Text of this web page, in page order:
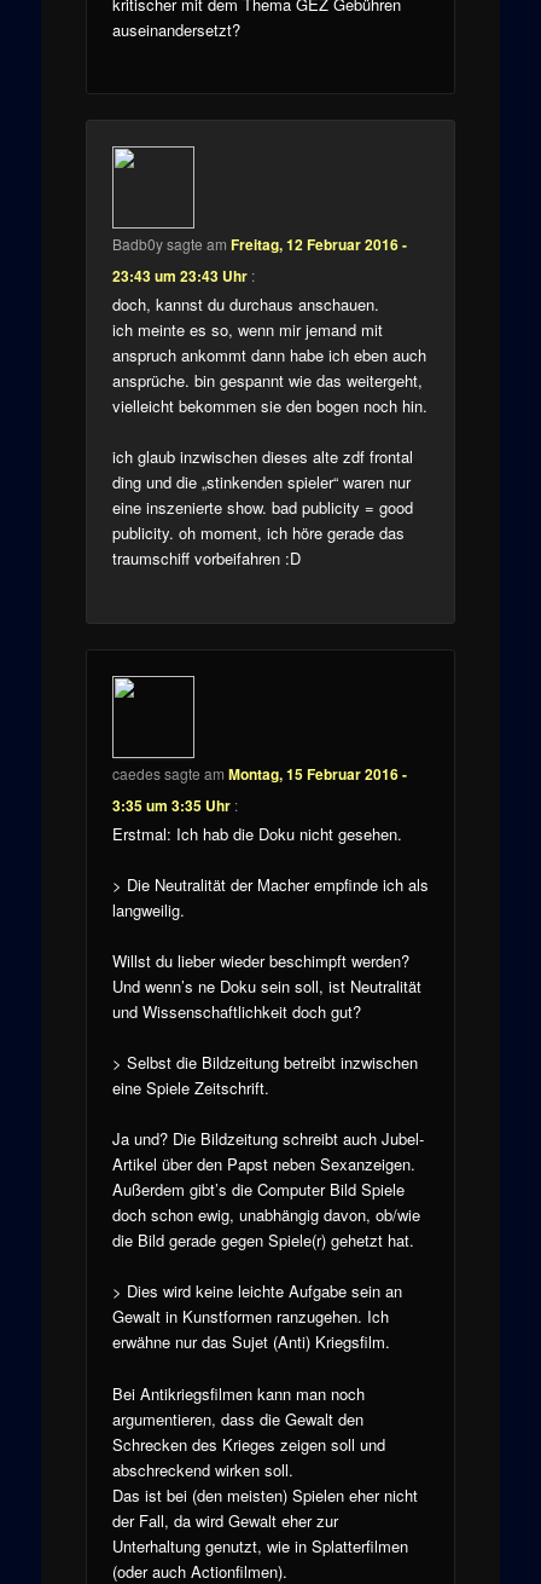
auseinandersetzt?
Badb0ysagte am Freitag, 12 Februar 2016 -
23:43 um 23:43 Uhr :
doch, kannst du durchaus anschauen.
ich meinte es so, wenn mir jemand mit
anspruch ankommt dann habe ich eben auch
ansprüche. bin gespannt wie das weitergeht,
vielleicht bekommen sie den bogen noch hin.
ich glaub inzwischen dieses alte zdf frontal
ding und die „stinkenden spieler“ waren nur
eine inszenierte show. bad publicity = good
publicity. oh moment, ich höre gerade das
traumschiff vorbeifahren :D
caedessagte am Montag, 15 Februar 2016 -
3:35 um 3:35 Uhr :
Erstmal: Ich hab die Doku nicht gesehen.
> Die Neutralität der Macher empfinde ich als
langweilig.
Willst du lieber wieder beschimpft werden?
Und wenn’s ne Doku sein soll, ist Neutralität
und Wissenschaftlichkeit doch gut?
> Selbst die Bildzeitung betreibt inzwischen
eine Spiele Zeitschrift.
Ja und? Die Bildzeitung schreibt auch Jubel-
Artikel über den Papst neben Sexanzeigen.
Außerdem gibt’s die Computer Bild Spiele
doch schon ewig, unabhängig davon, ob/wie
die Bild gerade gegen Spiele(r) gehetzt hat.
> Dies wird keine leichte Aufgabe sein an
Gewalt in Kunstformen ranzugehen. Ich
erwähne nur das Sujet (Anti) Kriegsfilm.
Bei Antikriegsfilmen kann man noch
argumentieren, dass die Gewalt den
Schrecken des Krieges zeigen soll und
abschreckend wirken soll.
Das ist bei (den meisten) Spielen eher nicht
der Fall, da wird Gewalt eher zur
Unterhaltung genutzt, wie in Splatterfilmen
(oder auch Actionfilmen).